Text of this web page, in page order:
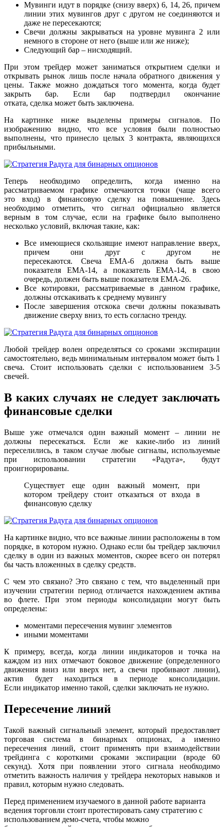
Мувинги идут в порядке (снизу вверх) 6, 14, 26, причем
линии этих мувингов друг с другом не соединяются и
даже не пересекаются;
Свечи должны закрываться на уровне мувинга 2 или
немного в стороне от него (выше или же ниже);
Следующий бар – нисходящий.
При этом трейдер может заниматься открытием сделки и
открывать рынок лишь после начала обратного движения у
цены. Также можно дождаться того момента, когда будет
закрыть бар. Если бар подтвердил окончание
отката, сделка может быть заключена.
На картинке ниже выделены примеры сигналов. По
изображению видно, что все условия были полностью
выполнены, что принесло целых 3 контракта, являющихся
прибыльными.
Теперь необходимо определить, когда именно на
рассматриваемом графике отмечаются точки (чаще всего
это вход) в финансовую сделку на повышение. Здесь
необходимо отметить, что сигнал официально является
верным в том случае, если на графике было выполнено
несколько условий, включая такие, как:
Все имеющиеся скользящие имеют направление вверх,
причем они друг с другом не
пересекаются. Свеча ЕМА-6 должна быть выше
показателя ЕМА-14, а показатель ЕМА-14, в свою
очередь, должен быть выше показателя ЕМА-26.
Все котировки, рассматриваемые в данном графике,
должны отскакивать к среднему мувингу
После завершения отскока свечи должны показывать
движение сверху вниз, то есть согласно тренду.
Любой трейдер волен определяться со сроками экспирации
самостоятельно, ведь минимальным интервалом может быть 1
свеча. Стоит использовать сделки с использованием 3-5
свечей.
В каких случаях не следует заключать
финансовые сделки
Выше уже отмечался один важный момент – линии не
должны пересекаться. Если же какие-либо из линий
переселились, в таком случае любые сигналы, используемые
при использовании стратегии «Радуга», будут
проигнорированы.
Существует еще один важный момент, при
котором трейдеру стоит отказаться от входа в
финансовую сделку
На картинке видно, что все важные линии расположены в том
порядке, в котором нужно. Однако если бы трейдер заключил
сделку в один из важных моментов, скорее всего он потерял
бы часть вложенных в сделку средств.
С чем это связано? Это связано с тем, что выделенный при
изучении стратегии период отличается нахождением актива
во флете. При этом периоды консолидации могут быть
определены:
моментами пересечения мувинг элементов
иными моментами
К примеру, всегда, когда линии индикаторов и точка на
каждом из них отмечают боковое движение (определенного
движения вниз или вверх нет, а свечи пробивают линии),
актив будет находиться в периоде консолидации.
Если индикатор именно такой, сделки заключать не нужно.
Пересечение линий
Такой важный сигнальный элемент, который предоставляет
торговая система в бинарных опционах, а именно
пересечения линий, стоит применять при взаимодействии
трейдинга с короткими сроками экспирации (вроде 60
секунд). Хотя при появлении этого сигнала необходимо
отметить важность наличия у трейдера некоторых навыков и
правил, которым нужно следовать.
Перед применением изучаемого в данной работе варианта
ведения торговли стоит протестировать саму стратегию с
использованием демо-счета, чтобы можно